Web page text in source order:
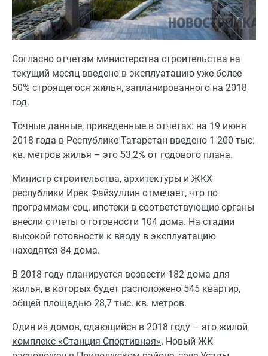
Согласно отчетам министерства строительства на
текущий месяц введено в эксплуатацию уже более
50% строящегося жилья, запланированного на 2018
год.
Точные данные, приведенные в отчетах: на 19 июня
2018 года в Республике Татарстан введено 1 200 тыс.
кв. метров жилья – это 53,2% от годового плана.
Министр строительства, архитектуры и ЖКХ
республики Ирек Файзуллин отмечает, что по
программам соц. ипотеки в соответствующие органы
внесли отчеты о готовности 104 дома. На стадии
высокой готовности к вводу в эксплуатацию
находятся 84 дома.
В 2018 году планируется возвести 182 дома для
жилья, в которых будет расположено 545 квартир,
общей площадью 28,7 тыс. кв. метров.
Один из домов, сдающийся в 2018 году – это жилой
комплекс «Станция Спортивная». Новый ЖК